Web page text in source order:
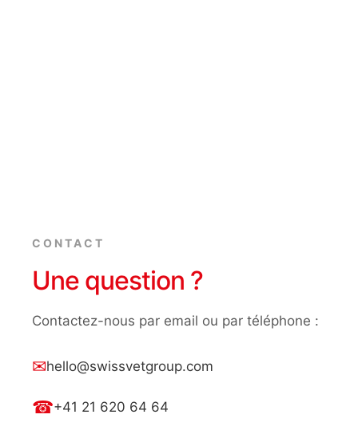
CONTACT
Une question ?
Contactez-nous par email ou par téléphone :
✉hello@swissvetgroup.com
☎+41 21 620 64 64